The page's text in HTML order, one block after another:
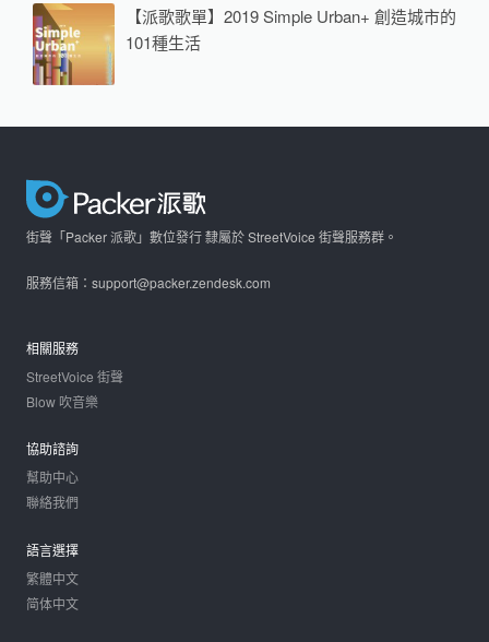
【派歌歌單】2019 Simple Urban+ 創造城市的
101種生活
街聲「Packer 派歌」數位發行 隸屬於 StreetVoice 街聲服務群。
服務信箱：support@packer.zendesk.com
相關服務
StreetVoice 街聲
Blow 吹音樂
協助諮詢
幫助中心
聯絡我們
語言選擇
繁體中文
简体中文